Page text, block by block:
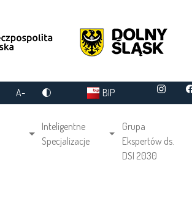
A- BIP
Inteligentne
Specjalizacje
Grupa
Ekspertów ds.
DSI 2030